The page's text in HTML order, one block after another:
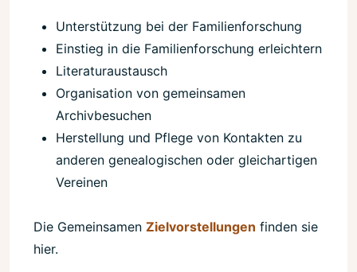
Unterstützung bei der Familienforschung
Einstieg in die Familienforschung erleichtern
Literaturaustausch
Organisation von gemeinsamen
Archivbesuchen
Herstellung und Pflege von Kontakten zu
anderen genealogischen oder gleichartigen
Vereinen
Die Gemeinsamen Zielvorstellungen finden sie
hier.